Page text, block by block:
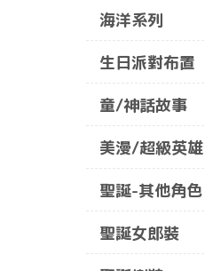
海洋系列
生日派對布置
童/神話故事
美漫/超級英雄
聖誕-其他角色
聖誕女郎裝